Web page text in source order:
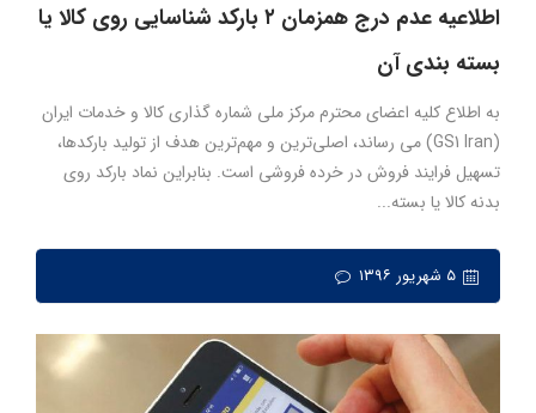
اطلاعیه عدم درج همزمان ۲ بارکد شناسایی روی کالا یا
بسته بندی آن
به اطلاع کلیه اعضای محترم مرکز ملی شماره گذاری کالا و خدمات ایران
(GS1 Iran) می رساند، اصلی‌ترین و مهم‌ترین هدف از تولید بارکدها،
تسهیل فرایند فروش در خرده فروشی است. بنابراین نماد بارکد روی
بدنه کالا یا بسته...
۵ شهریور ۱۳۹۶